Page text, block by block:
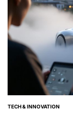
GEPLAATST
TECH & INNOVATION